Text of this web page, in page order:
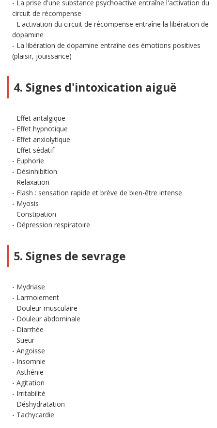
La prise d'une substance psychoactive entraîne l'activation du
circuit de récompense
L'activation du circuit de récompense entraîne la libération de
dopamine
La libération de dopamine entraîne des émotions positives
(plaisir, jouissance)
4. Signes d'intoxication aiguë
Effet antalgique
Effet hypnotique
Effet anxiolytique
Effet sédatif
Euphorie
Désinhibition
Relaxation
Flash : sensation rapide et brève de bien-être intense
Myosis
Constipation
Dépression respiratoire
5. Signes de sevrage
Mydriase
Larmoiement
Douleur musculaire
Douleur abdominale
Diarrhée
Sueur
Angoisse
Insomnie
Asthénie
Agitation
Irritabilité
Déshydratation
Tachycardie